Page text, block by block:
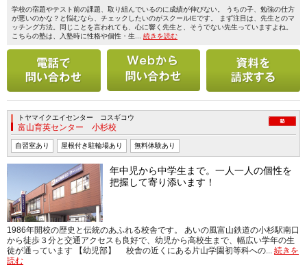
学校の宿題やテスト前の課題、取り組んでいるのに成績が伸びない。 うちの子、勉強の仕方
が悪いのかな？と悩むなら、チェックしたいのがスクールIEです。 まず注目は、先生とのマ
ッチング方法。同じことを言われても、心に響く先生と、そうでない先生っていますよね。
こちらの塾は、入塾時に性格や個性・生... 続きを読む
電話で問い合わせるメールで問い合わせ
トヤマイクエイセンター コスギコウ
富山育英センター 小杉校
自習室あり 屋根付き駐輪場あり 無料体験あり
年中児から中学生まで。一人一人の個性を
把握して寄り添います！
1986年開校の歴史と伝統のあふれる校舎です。 あいの風富山鉄道の小杉駅南口
から徒歩３分と交通アクセスも良好で、幼児から高校生まで、幅広い学年の生
徒が通っています 【幼児部】 校舎の近くにある片山学園初等科への... 続きを
読む